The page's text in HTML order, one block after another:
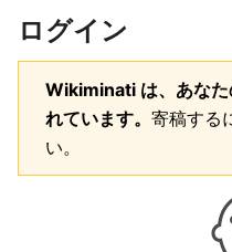
ログイン
Wikiminati は、あなた
れています。 寄稿する
い。